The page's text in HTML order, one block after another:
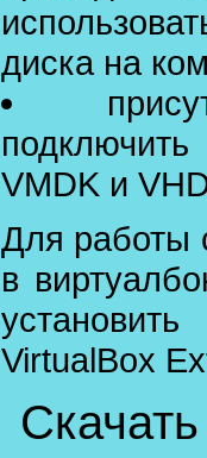
диска на
VMDK и
Для работы
в
VirtualBox